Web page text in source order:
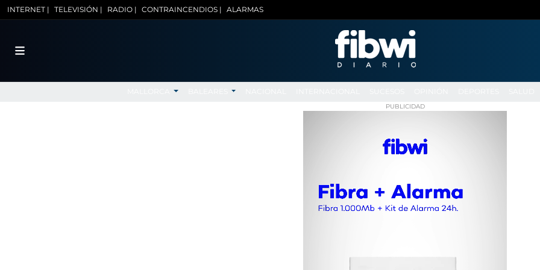
INTERNET | TELEVISIÓN | RADIO | CONTRAINCENDIOS | ALARMAS